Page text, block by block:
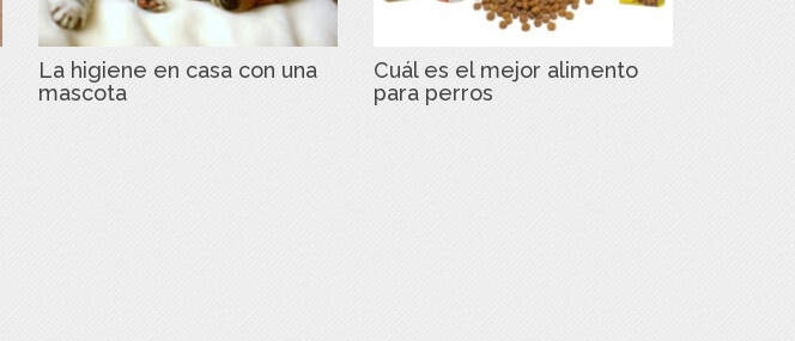
La higiene en casa con una
mascota
Cuál es el mejor alimento
para perros